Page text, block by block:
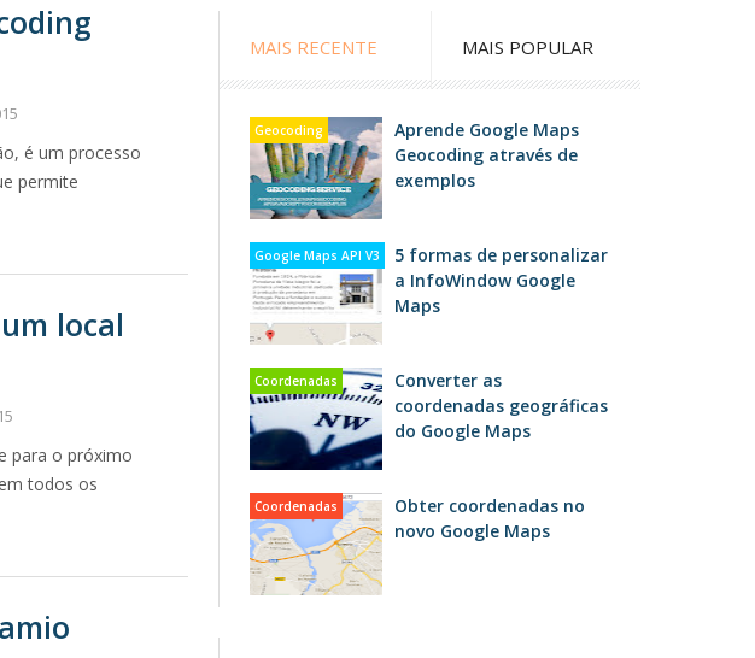
é um processo
permite
local
para o próximo
todos os
MAIS RECENTE MAIS POPULAR
Geocoding
Aprende Google Maps
Geocoding através de
exemplos
Google Maps API V3
5 formas de personalizar
a InfoWindow Google
Maps
Coordenadas
Converter as
coordenadas geográficas
do Google Maps
Coordenadas
Obter coordenadas no
novo Google Maps